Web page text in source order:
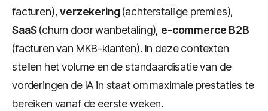
facturen),verzekering(achterstallige premies),
SaaS(churn door wanbetaling), e-commerce B2B
(facturen van MKB-klanten). In deze contexten
stellen het volume en de standaardisatie van de
vorderingen de IA in staat om maximale prestaties te
bereiken vanaf de eerste weken.